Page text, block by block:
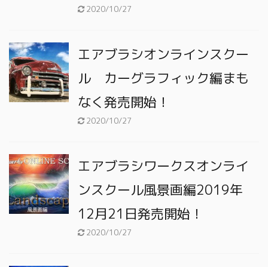
2020/10/27
エアブラシオンラインスクー
ル カーグラフィック編まも
なく発売開始！
2020/10/27
エアブラシワークスオンライ
ンスクール風景画編2019年
12月21日発売開始！
2020/10/27